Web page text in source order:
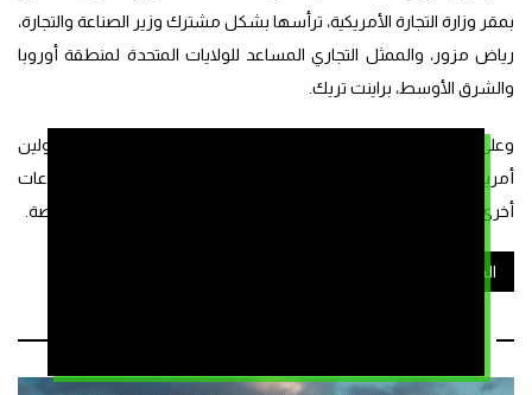
بمقر وزارة التجارة الأمريكية، ترأسها بشكل مشترك وزير الصناعة والتجارة،
رياض مزور، والممثل التجاري المساعد للولايات المتحدة لمنطقة أوروبا
والشرق الأوسط، براينت تريك.
وعلى هامش أشغال اللجنة، عقد الوزير سلسلة لقاءات مع مسؤولين
أمريكيين رفيعي المستوى، لاسيما بوزارة الخارجية، بالإضافة إلى اجتماعات
أخرى مع وزارة الطاقة الأمريكية ورؤساء العديد من الوكالات المتخصصة.
المغرب والولايات المتحدة الأمريكية